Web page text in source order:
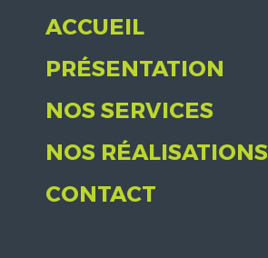
ACCUEIL
PRÉSENTATION
NOS SERVICES
NOS RÉALISATIONS
CONTACT